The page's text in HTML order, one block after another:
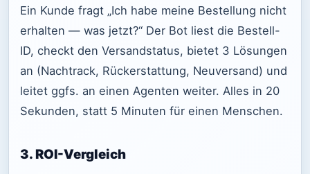
Ein Kunde fragt „Ich habe meine Bestellung nicht
erhalten — was jetzt?“ Der Bot liest die Bestell-
ID, checkt den Versandstatus, bietet 3 Lösungen
an (Nachtrack, Rückerstattung, Neuversand) und
leitet ggfs. an einen Agenten weiter. Alles in 20
Sekunden, statt 5 Minuten für einen Menschen.
3. ROI-Vergleich